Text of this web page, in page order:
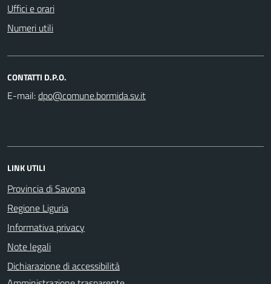
Uffici e orari
Numeri utili
CONTATTI D.P.O.
E-mail:
LINK UTILI
Provincia di Savona
Regione Liguria
Informativa privacy
Note legali
Dichiarazione di accessibilità